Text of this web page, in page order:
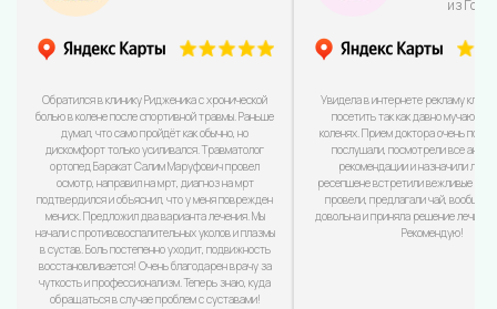
Обратился в клинику Ридженика с хронической
болью в колене после спортивной травмы. Раньше
думал, что само пройдёт как обычно, но
дискомфорт только усиливался. Травматолог
ортопед Баракат Салим Маруфович провел
осмотр, направил на мрт, диагноз на мрт
подтвердился и объяснил, что у меня поврежден
мениск. Предложил два варианта лечения. Мы
начали с противовоспалительных уколов и плазмы
в сустав. Боль постепенно уходит, подвижность
восстановливается! Очень благодарен врачу за
чуткость и профессионализм. Теперь знаю, куда
обращаться в случае проблем с суставами!
из
Увидела в интернете рекламу
посетить так как давно мучаюсь
коленях. Прием доктора очень
послушали, посмотрели все
рекомендации и назначили
ресепшене встретили вежливые
провели, предлагали чай, вообщем
довольна и приняла решение
Рекомендую!